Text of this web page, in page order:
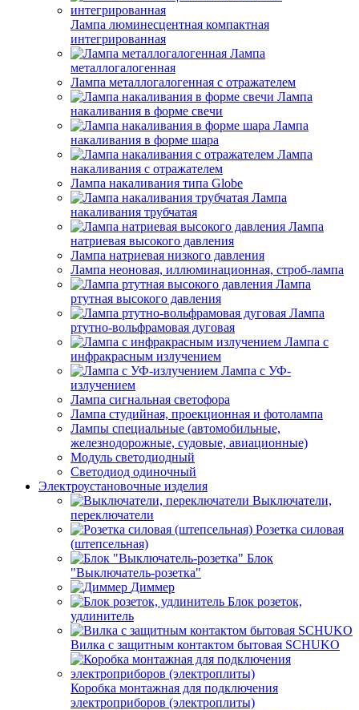
Лампа люминесцентная компактная
интегрированная
Лампа
металлогалогенная
Лампа металлогалогенная с отражателем
Лампа
накаливания в форме свечи
Лампа
накаливания в форме шара
Лампа
накаливания с отражателем
Лампа накаливания типа Globe
Лампа
накаливания трубчатая
Лампа
натриевая высокого давления
Лампа натриевая низкого давления
Лампа неоновая, иллюминационная, строб-лампа
Лампа
ртутная высокого давления
Лампа
ртутно-вольфрамовая дуговая
Лампа с
инфракрасным излучением
Лампа с УФ-
излучением
Лампа сигнальная светофора
Лампа студийная, проекционная и фотолампа
Лампы специальные (автомобильные,
железнодорожные, судовые, авиационные)
Модуль светодиодный
Светодиод одиночный
Электроустановочные изделия
Выключатели,
переключатели
Розетка силовая
(штепсельная)
Блок
"Выключатель-розетка"
Диммер
Блок розеток,
удлинитель
Вилка с защитным контактом бытовая SCHUKO
Коробка монтажная для подключения
электроприборов (электроплиты)